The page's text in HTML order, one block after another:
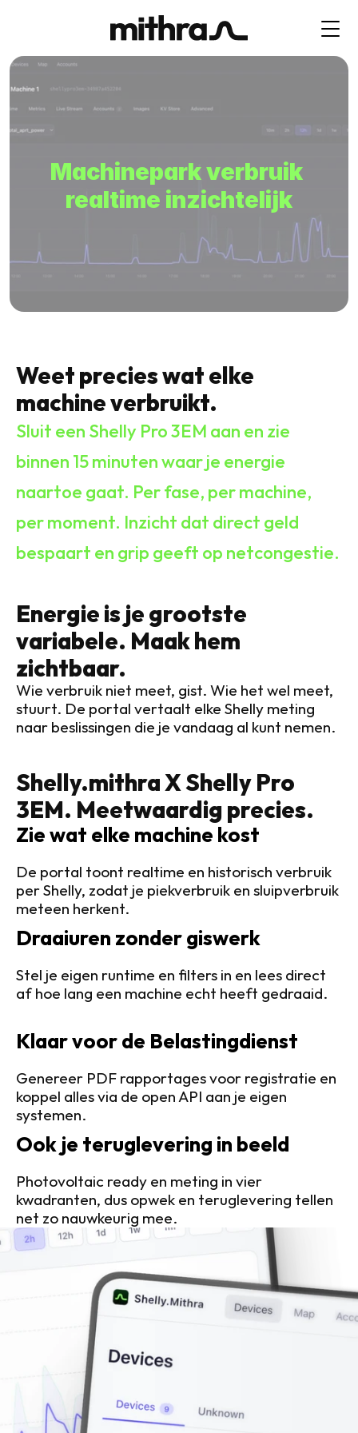
Machinepark verbruik
realtime inzichtelijk
Weet precies wat elke
machine verbruikt.
Sluit een Shelly Pro 3EM aan en zie
binnen 15 minuten waar je energie
naartoe gaat. Per fase, per machine,
per moment. Inzicht dat direct geld
bespaart en grip geeft op netcongestie.
Energie is je grootste
variabele. Maak hem
zichtbaar.
Wie verbruik niet meet, gist. Wie het wel meet,
stuurt. De portal vertaalt elke Shelly meting
naar beslissingen die je vandaag al kunt nemen.
Shelly.mithra X Shelly Pro
3EM. Meetwaardig precies.
Zie wat elke machine kost
De portal toont realtime en historisch verbruik
per Shelly, zodat je piekverbruik en sluipverbruik
meteen herkent.
Draaiuren zonder giswerk
Stel je eigen runtime en filters in en lees direct
af hoe lang een machine echt heeft gedraaid.
Klaar voor de Belastingdienst
Genereer PDF rapportages voor registratie en
koppel alles via de open API aan je eigen
systemen.
Ook je teruglevering in beeld
Photovoltaic ready en meting in vier
kwadranten, dus opwek en teruglevering tellen
net zo nauwkeurig mee.